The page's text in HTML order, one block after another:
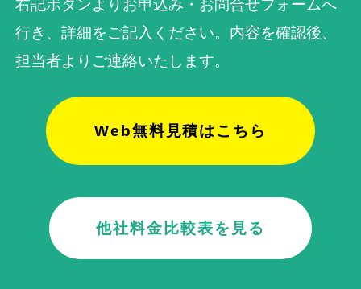
右記ボタンよりお申込み・お問合せフォームへ
行き、詳細をご記入ください。内容を確認後、
担当者よりご連絡いたします。
Web無料見積はこちら
他社料金比較表を見る